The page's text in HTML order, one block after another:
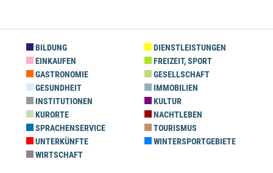
BILDUNG
DIENSTLEISTUNGEN
EINKAUFEN
FREIZEIT, SPORT
GASTRONOMIE
GESELLSCHAFT
GESUNDHEIT
IMMOBILIEN
INSTITUTIONEN
KULTUR
KURORTE
NACHTLEBEN
SPRACHENSERVICE
TOURISMUS
UNTERKÜNFTE
WINTERSPORTGEBIETE
WIRTSCHAFT